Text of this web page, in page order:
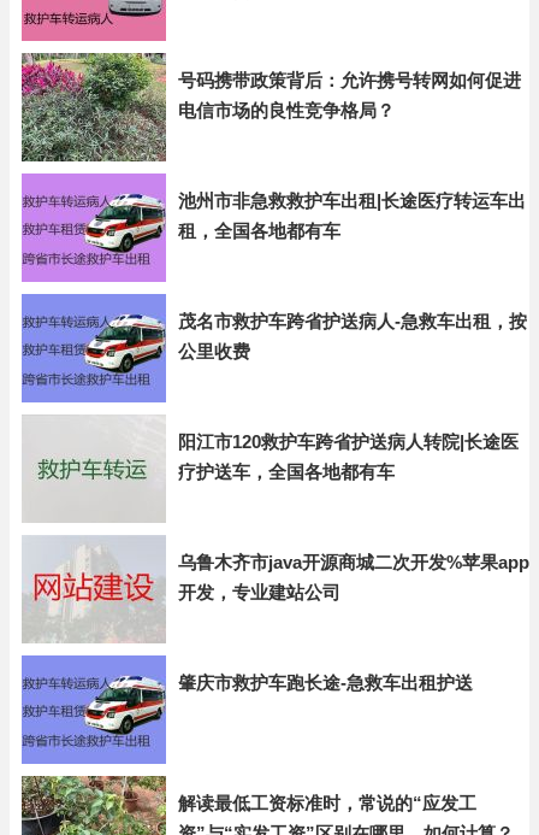
号码携带政策背后：允许携号转网如何促进
电信市场的良性竞争格局？
池州市非急救救护车出租|长途医疗转运车出
租，全国各地都有车
茂名市救护车跨省护送病人-急救车出租，按
公里收费
阳江市120救护车跨省护送病人转院|长途医
疗护送车，全国各地都有车
乌鲁木齐市java开源商城二次开发%苹果app
开发，专业建站公司
肇庆市救护车跑长途-急救车出租护送
解读最低工资标准时，常说的“应发工